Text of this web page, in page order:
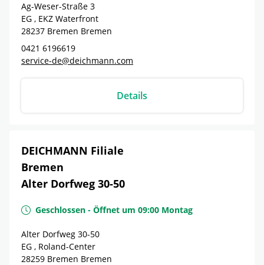
Ag-Weser-Straße 3
EG , EKZ Waterfront
28237 Bremen Bremen
0421 6196619
service-de@deichmann.com
Details
DEICHMANN Filiale
Bremen
Alter Dorfweg 30-50
Geschlossen - Öffnet um 09:00 Montag
Alter Dorfweg 30-50
EG , Roland-Center
28259 Bremen Bremen